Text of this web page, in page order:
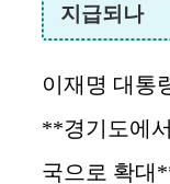
지급되나
이재명 대통
**경기도에
국으로 확대